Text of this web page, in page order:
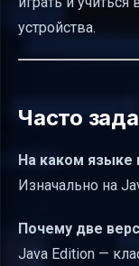
устройства.
Часто
На каком языке
Изначально на
Почему две
Java Edition —